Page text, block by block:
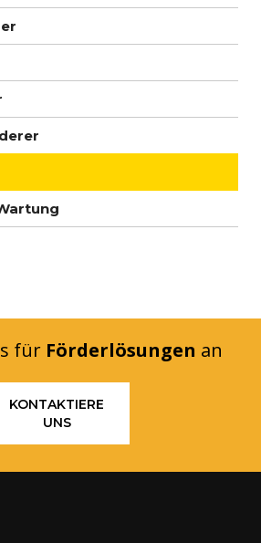
für Förderlösungen an
KONTAKTIERE
UNS